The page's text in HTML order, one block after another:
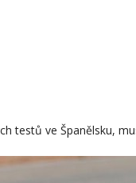
testů ve Španělsku,